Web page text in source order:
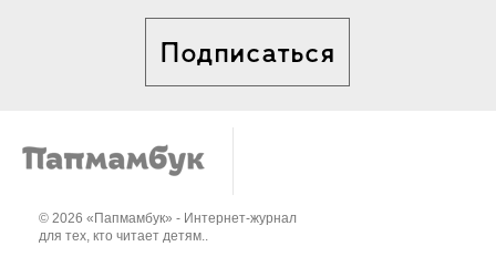
Подписаться
© 2026 «Папмамбук» - Интернет-журнал
для тех, кто читает детям..